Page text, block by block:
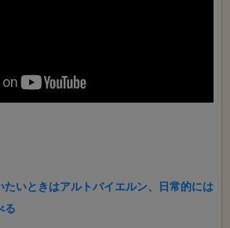
たいときはアルトバイエルン、日常的には
る